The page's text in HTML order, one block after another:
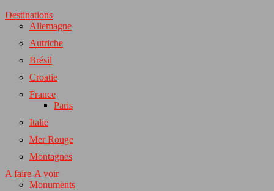
Destinations
Allemagne
Autriche
Brésil
Croatie
France
Paris
Italie
Mer Rouge
Montagnes
A faire-A voir
Monuments